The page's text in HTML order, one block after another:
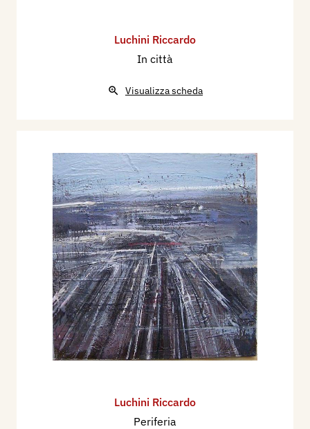
Luchini Riccardo
In città
Visualizza scheda
Luchini Riccardo
Periferia